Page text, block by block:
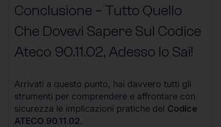
Conclusione – Tutto Quello
Che Dovevi Sapere Sul Codice
Ateco 90.11.02, Adesso lo Sai!
Arrivati a questo punto, hai davvero tutti gli
strumenti per comprendere e affrontare con
sicurezza le implicazioni pratiche del Codice
ATECO 90.11.02.